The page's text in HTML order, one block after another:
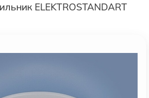
ELEKTROSTANDART